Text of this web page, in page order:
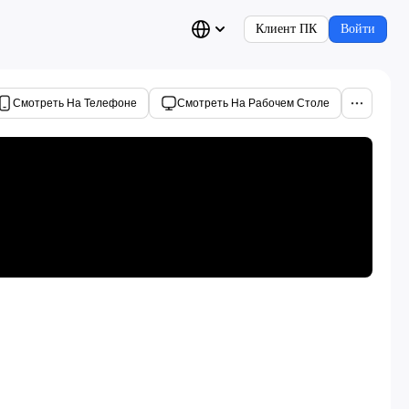
Клиент ПК Войти
Смотреть На Телефоне Смотреть На Рабочем Столе